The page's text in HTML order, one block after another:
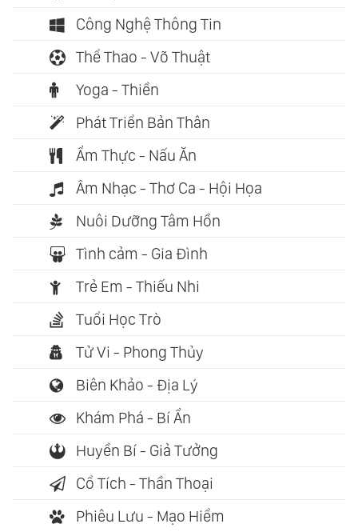
Công Nghệ Thông Tin
Thể Thao - Võ Thuật
Yoga - Thiền
Phát Triển Bản Thân
Ẩm Thực - Nấu Ăn
Âm Nhạc - Thơ Ca - Hội Họa
Nuôi Dưỡng Tâm Hồn
Tình cảm - Gia Đình
Trẻ Em - Thiếu Nhi
Tuổi Học Trò
Tử Vi - Phong Thủy
Biên Khảo - Địa Lý
Khám Phá - Bí Ẩn
Huyền Bí - Giả Tưởng
Cổ Tích - Thần Thoại
Phiêu Lưu - Mạo Hiểm